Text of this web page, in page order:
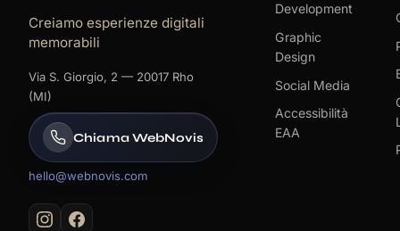
Creiamo esperienze digitali
memorabili
Via S. Giorgio, 2 — 20017 Rho
(MI)
Chiama WebNovis
hello@webnovis.com
Development
Graphic
Design
Social Media
Accessibilità
EAA